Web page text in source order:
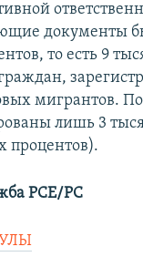
документы
то есть 9
мигрантов.
лишь 3
процентов).
РСЕ/РС